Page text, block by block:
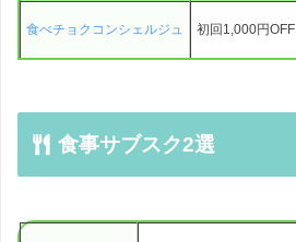
食べチョクコンシェルジュ 初回1,000円OFF
食事サブスク2選